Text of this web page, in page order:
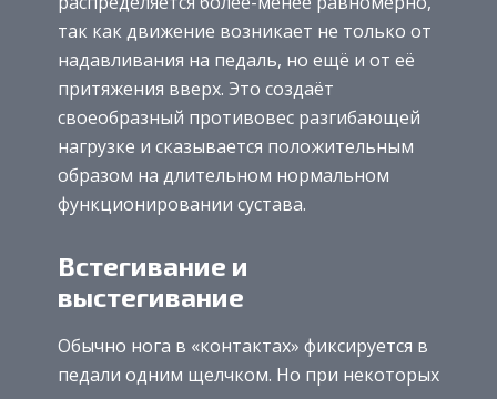
так как движение возникает не только от
надавливания на педаль, но ещё и от её
притяжения вверх. Это создаёт
своеобразный противовес разгибающей
нагрузке и сказывается положительным
образом на длительном нормальном
функционировании сустава.
Встегивание и
выстегивание
Обычно нога в «контактах» фиксируется в
педали одним щелчком. Но при некоторых